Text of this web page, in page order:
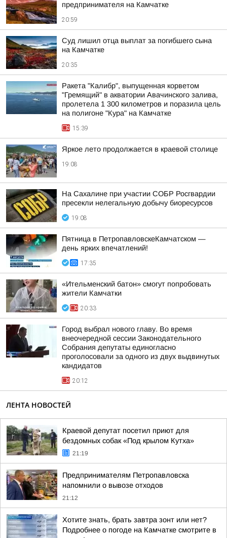
предпринимателя на Камчатке
20:59
Суд лишил отца выплат за погибшего сына
на Камчатке
20:35
Ракета "Калибр", выпущенная корветом
"Гремящий" в акватории Авачинского залива,
пролетела 1 300 километров и поразила цель
на полигоне "Кура" на Камчатке
15:39
Яркое лето продолжается в краевой столице
19:08
На Сахалине при участии СОБР Росгвардии
пресекли нелегальную добычу биоресурсов
19:08
Пятница в ПетропавловскеКамчатском —
день ярких впечатлений!
17:35
«Ительменский батон» смогут попробовать
жители Камчатки
20:33
Город выбрал нового главу. Во время
внеочередной сессии Законодательного
Собрания депутаты единогласно
проголосовали за одного из двух выдвинутых
кандидатов
20:12
ЛЕНТА НОВОСТЕЙ
Краевой депутат посетил приют для
бездомных собак «Под крылом Кутха»
21:19
Предпринимателям Петропавловска
напомнили о вывозе отходов
21:12
Хотите знать, брать завтра зонт или нет?
Подробнее о погоде на Камчатке смотрите в